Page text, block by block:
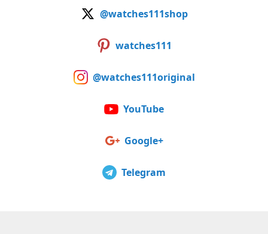
@watches111shop
watches111
@watches111original
YouTube
Google+
Telegram